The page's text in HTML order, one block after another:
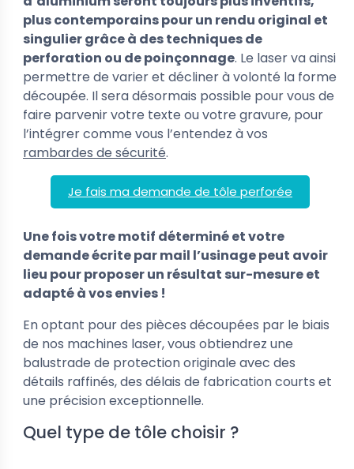
plus contemporains pour un rendu original et
singulier grâce à des techniques de
perforation ou de poinçonnage. Le laser va ainsi
permettre de varier et décliner à volonté la forme
découpée. Il sera désormais possible pour vous de
faire parvenir votre texte ou votre gravure, pour
l’intégrer comme vous l’entendez à vos
rambardes de sécurité.
Je fais ma demande de tôle perforée
Une fois votre motif déterminé et votre
demande écrite par mail l’usinage peut avoir
lieu pour proposer un résultat sur-mesure et
adapté à vos envies !
En optant pour des pièces découpées par le biais
de nos machines laser, vous obtiendrez une
balustrade de protection originale avec des
détails raffinés, des délais de fabrication courts et
une précision exceptionnelle.
Quel type de tôle choisir ?